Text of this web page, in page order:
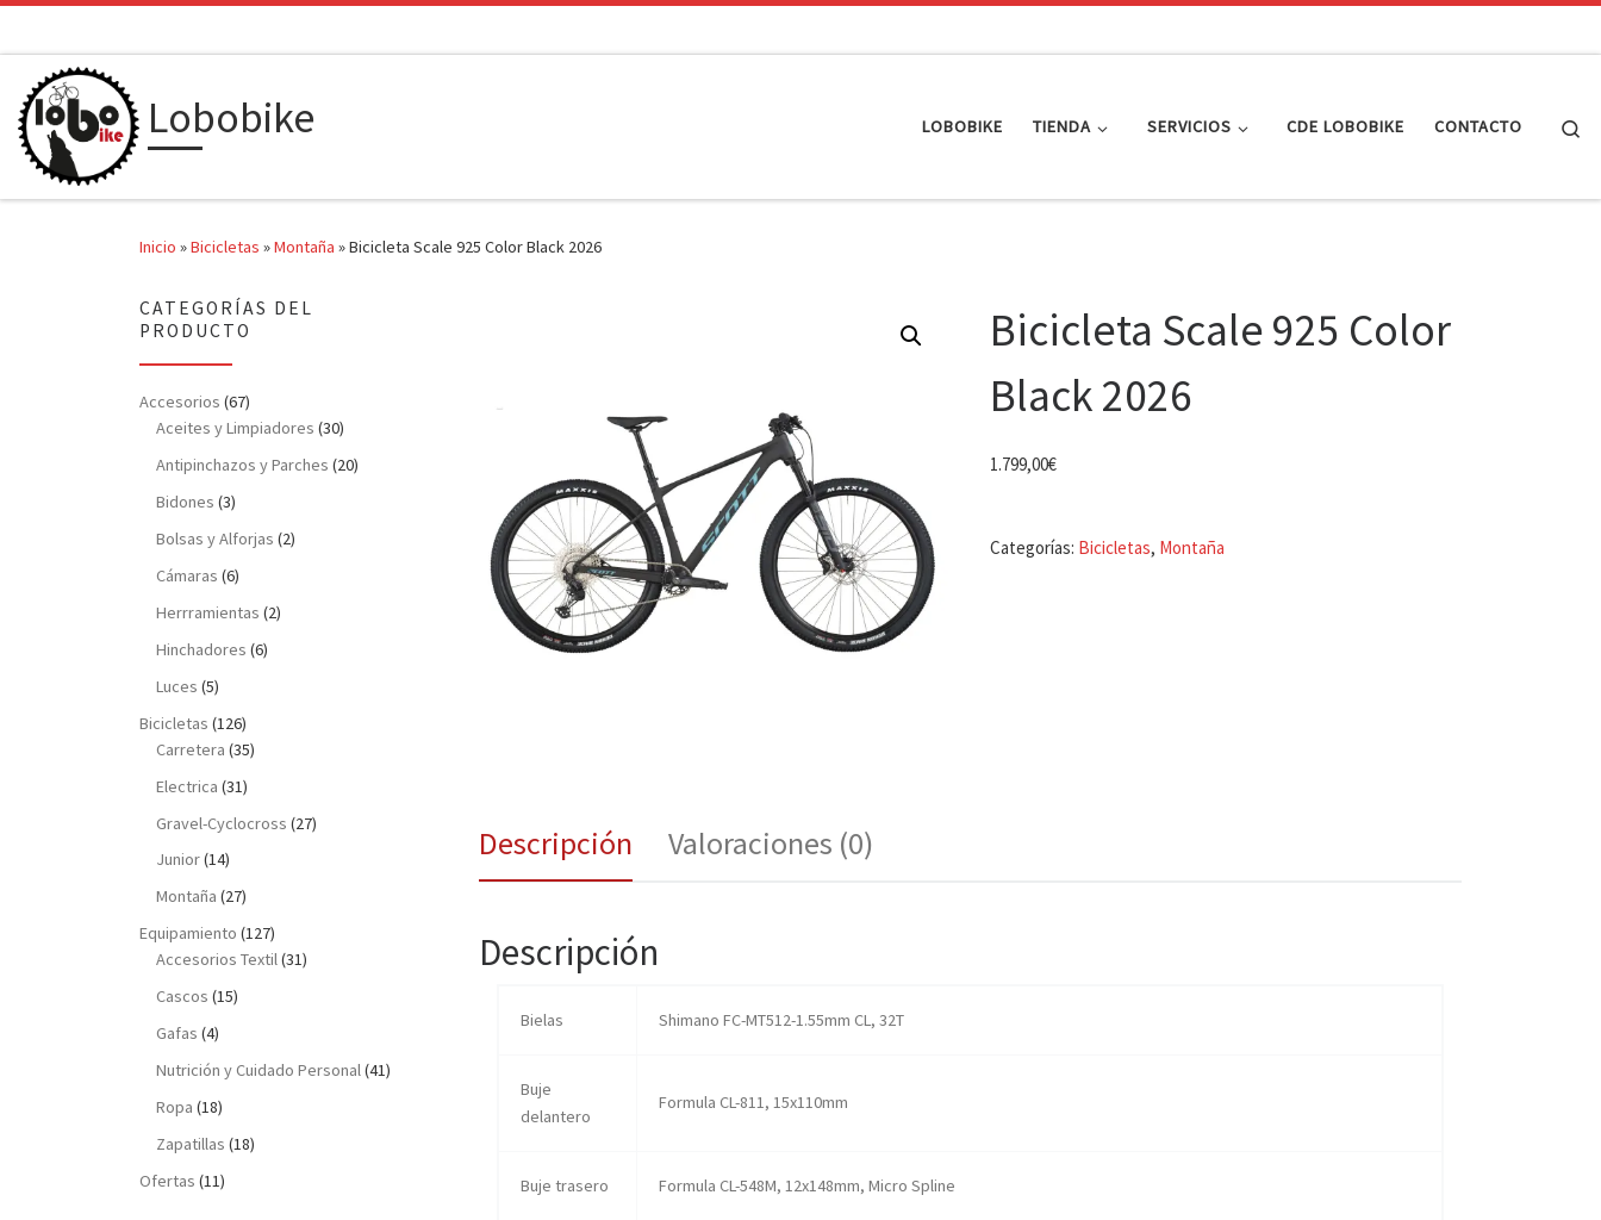
Lobobike LOBOBIKE TIENDA SERVICIOS CDE LOBOBIKE CONTACTO
Inicio »Bicicletas »Montaña »Bicicleta Scale 925 Color Black 2026
Bicicleta Scale 925 Color
Black 2026
1.799,00€
Categorías: Bicicletas, Montaña
Descripción Valoraciones (0)
Descripción
Bielas Shimano FC-MT512-1.55mm CL, 32T
Buje
delantero
Formula CL-811, 15x110mm
Buje trasero Formula CL-548M, 12x148mm, Micro Spline
CATEGORÍAS DEL
PRODUCTO
Accesorios (67)
Aceites y Limpiadores (30)
Antipinchazos y Parches (20)
Bidones (3)
Bolsas y Alforjas (2)
Cámaras (6)
Herrramientas (2)
Hinchadores (6)
Luces (5)
Bicicletas (126)
Carretera (35)
Electrica (31)
Gravel-Cyclocross (27)
Junior(14)
Montaña (27)
Equipamiento (127)
Accesorios Textil(31)
Cascos (15)
Gafas (4)
Nutrición y Cuidado Personal(41)
Ropa (18)
Zapatillas (18)
Ofertas (11)